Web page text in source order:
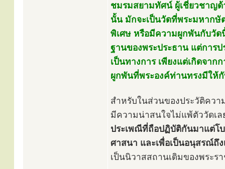
ชมรมสยามทัศน์ ผู้เชี่ยวชาญด้
นั้น มักจะเป็นวัดที่พระมหากษั
พิเศษ หรือมีความผูกพันกับวัด
ฐานของพระประธาน แต่การ
เป็นทางการ เพียงแต่เกิดจา
ผูกพันที่พระองค์ท่านทรงมีให้
สำหรับในส่วนของประวัติควา
มีความน่าสนใจไม่แพ้ตัววัดเ
ประเพณีที่ถือปฏิบัติกันมาแต่โ
ศาสนา และเพื่อเป็นอนุสรณ์ถึ
เป็นนิวาสสถานเดิมของพระ